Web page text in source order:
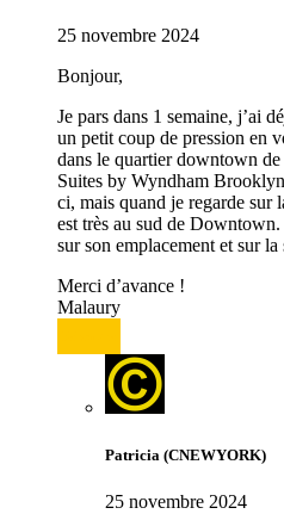
25 novembre 2024
Bonjour,
Je pars dans 1 semaine, j’ai
un petit coup de pression en
dans le quartier downtown
Suites by Wyndham
ci, mais quand je regarde sur
est très au sud de
sur son emplacement et sur
Merci d’avance !
Malaury
Patricia (CNEWYORK)
25 novembre 2024